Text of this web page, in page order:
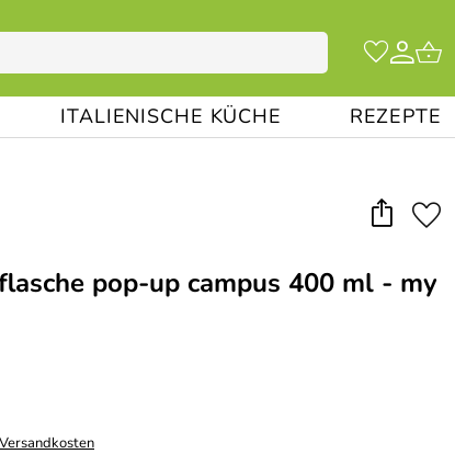
ITALIENISCHE KÜCHE REZEPTE
pop-up campus 400 ml - my
Versandkosten